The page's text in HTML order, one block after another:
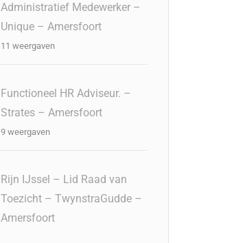
Administratief Medewerker –
Unique – Amersfoort
11 weergaven
Functioneel HR Adviseur. –
Strates – Amersfoort
9 weergaven
Rijn IJssel – Lid Raad van
Toezicht – TwynstraGudde –
Amersfoort